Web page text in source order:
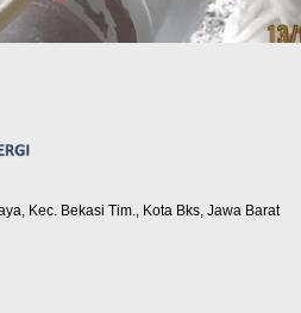
Kec. Bekasi Tim., Kota Bks, Jawa Barat